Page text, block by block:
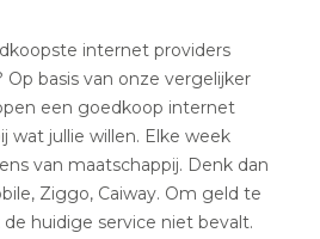
internet providers
basis van onze vergelijker
een goedkoop internet
wat jullie willen. Elke week
van maatschappij. Denk dan
Ziggo, Caiway. Om geld te
huidige service niet bevalt.